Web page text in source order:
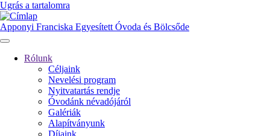
Ugrás a tartalomra
Apponyi Franciska Egyesített Óvoda és Bölcsőde
navigáció
Rólunk
Céljaink
Nevelési program
Nyitvatartás rendje
Óvodánk névadójáról
Galériák
Alapítványunk
Díjaink